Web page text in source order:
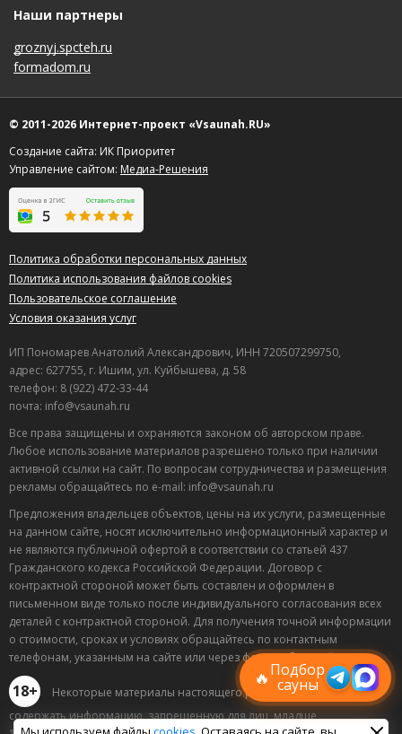
Наши партнеры
groznyj.spcteh.ru
formadom.ru
© 2011-2026 Интернет-проект «Vsaunah.RU»
Создание сайта: ИК Приоритет
Управление сайтом: Медиа-Решения
Политика обработки персональных данных
Политика использования файлов cookies
Пользовательское соглашение
Условия оказания услуг
ИП Пономарев Анатолий Александрович, ИНН 720507299750,
адрес: 627755, г. Ишим, ул. Куйбышева, д. 58
телефон: 8 (922) 472-33-44
почта: info@vsaunah.ru
Все права защищены и охраняются законом об авторском праве.
Любое использование материалов разрешено только при наличии
активной ссылки на сайт. По вопросам сотрудничества и размещения
рекламы обращайтесь по e-mail: info@vsaunah.ru
Предложения владельцев объектов, цены на их услуги, размещенные
на данном сайте, носят исключительно информационный характер и
не являются публичной офертой в соответствии со статьей 437
Гражданского кодекса Российской Федерации. Договор с
контрактной стороной может быть составлен и оформлен в
письменном виде только после индивидуального согласования всех
деталей с контрактной стороной. Для получения точной информации
о стоимости, сроках и условиях обращайтесь по контактным
телефонам, указанным на сайте или через форму обратной связи.
18+
Некоторые материалы настоящего раздела могут
содержать информацию, запрещенную для лиц, младше
🔥Подбор
сауны
Лучшие
спецпредложения
саун
Подписывайтесь в Telegram или MAX —
пришлём свежие скидки